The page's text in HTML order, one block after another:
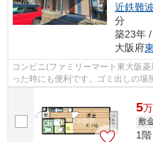
近鉄難
分
築23年
大阪府
コンビニ(ファミリーマート東大阪
った時にも便利です。ゴミ出しの場
る物件です。駅から徒歩10分の物件
5万
敷
1